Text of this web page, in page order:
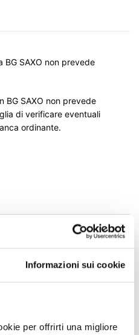
Informazioni sui cookie
per offrirti una migliore
BG SAXO non prevede
BG SAXO non prevede
di verificare eventuali
ordinante.